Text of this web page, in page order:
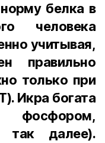
белка в
человека
учитывая,
правильно
только при
Икра богата
фосфором,
далее).